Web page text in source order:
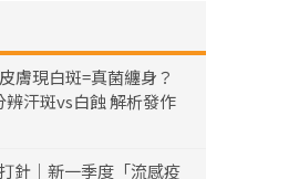
膚現白斑=真菌纏身？
辨汗斑vs白蝕 解析發作
針｜新一季度「流感疫